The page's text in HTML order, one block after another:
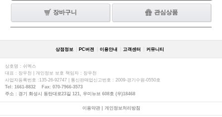
장바구니 관심상품
상점정보 PC버젼 이용안내 고객센터 커뮤니티
상호명 : 쉬멕스
대표 : 장우천 | 개인정보 보호 책임자 : 장우천
사업자등록번호 :135-26-92747 | 통신판매업신고번호 : 2009-경기수원-0550호
Tel: 1661-8832 Fax: 070-7966-3573
주소 : 경기 화성시 동탄대로23길 121, 우미뉴브 608호 (우)18468
이용약관| 개인정보처리방침